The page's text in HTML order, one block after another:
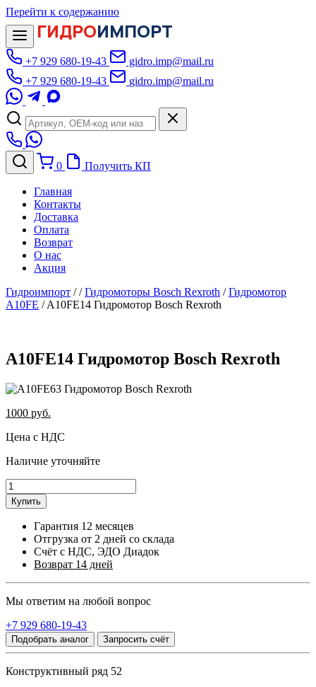
Перейти к содержанию
ГИДРОИМПОРТ
+7 929 680-19-43
gidro.imp@mail.ru
+7 929 680-19-43
gidro.imp@mail.ru
0 Получить КП
Главная
Контакты
Доставка
Оплата
Возврат
О нас
Акция
Гидроимпорт //Гидромоторы Bosch Rexroth /Гидромотор
A10FE /A10FE14 Гидромотор Bosch Rexroth
A10FE14 Гидромотор Bosch Rexroth
1000 руб.
Цена с НДС
Наличие уточняйте
Купить
Гарантия 12 месяцев
Отгрузка от 2 дней со склада
Счёт с НДС, ЭДО Диадок
Возврат 14 дней
Мы ответим на любой вопрос
+7 929 680-19-43
Подобрать аналог Запросить счёт
Конструктивный ряд 52